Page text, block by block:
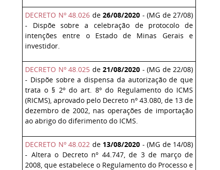
DECRETO Nº 48.026 de 26/08/2020 - (MG de 27/08)
- Dispõe sobre a celebração de protocolo de
intenções entre o Estado de Minas Gerais e
investidor.
DECRETO Nº 48.025 de 21/08/2020 - (MG de 22/08)
- Dispõe sobre a dispensa da autorização de que
trata o § 2º do art. 8º do Regulamento do ICMS
(RICMS), aprovado pelo Decreto nº 43.080, de 13 de
dezembro de 2002, nas operações de importação
ao abrigo do diferimento do ICMS.
DECRETO Nº 48.022 de 13/08/2020 - (MG de 14/08)
- Altera o Decreto nº 44.747, de 3 de março de
2008, que estabelece o Regulamento do Processo e